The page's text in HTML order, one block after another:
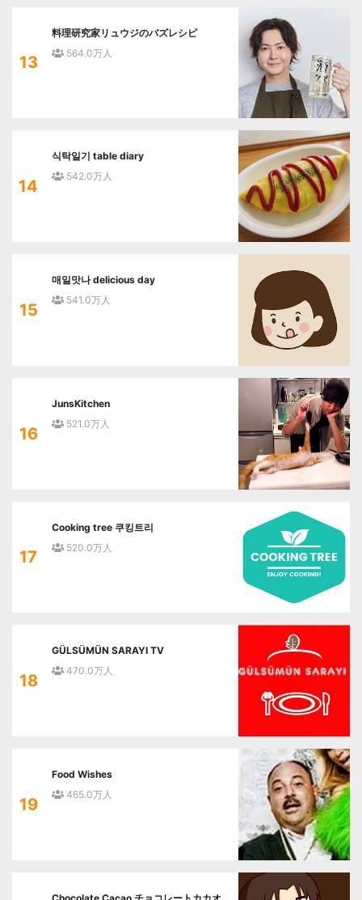
13
料理研究家リュウジのバズレシピ
564.0万人
14
식탁일기 table diary
542.0万人
15
매일맛나 delicious day
541.0万人
16
JunsKitchen
521.0万人
17
Cooking tree 쿠킹트리
520.0万人
18
GÜLSÜMÜN SARAYI TV
470.0万人
19
Food Wishes
465.0万人